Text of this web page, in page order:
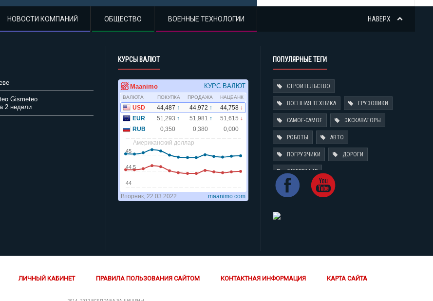
НАВЕРХ
НОВОСТИ КОМПАНИЙ ОБЩЕСТВО ВОЕННЫЕ ТЕХНОЛОГИИ
Gismeteo
2 недели
КУРСЫ ВАЛЮТ ПОПУЛЯРНЫЕ ТЕГИ
СТРОИТЕЛЬСТВО
ВОЕННАЯ ТЕХНИКА ГРУЗОВИКИ
САМОЕ-САМОЕ ЭКСКАВАТОРЫ
РОБОТЫ АВТО
ПОГРУЗЧИКИ ДОРОГИ
CATERPILLAR
ЛИЧНЫЙ КАБИНЕТ ПРАВИЛА ПОЛЬЗОВАНИЯ САЙТОМ КОНТАКТНАЯ ИНФОРМАЦИЯ КАРТА САЙТА